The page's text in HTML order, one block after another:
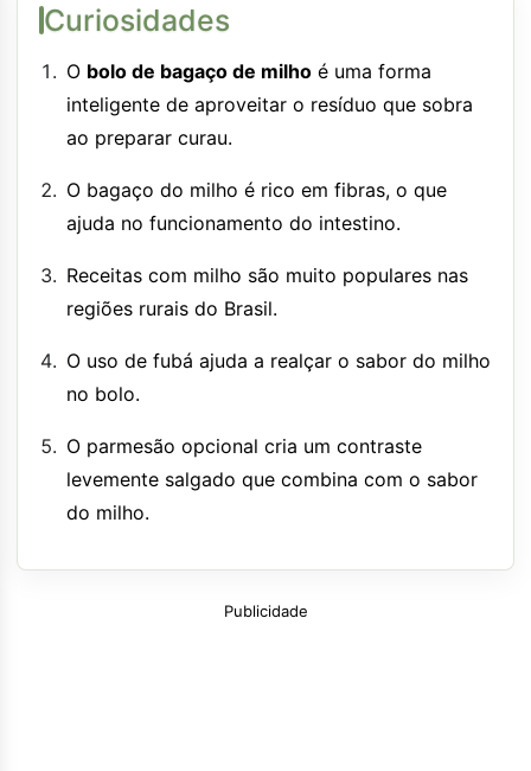
Curiosidades
O bolo de bagaço de milho é uma forma
inteligente de aproveitar o resíduo que sobra
ao preparar curau.
O bagaço do milho é rico em fibras, o que
ajuda no funcionamento do intestino.
Receitas com milho são muito populares nas
regiões rurais do Brasil.
O uso de fubá ajuda a realçar o sabor do milho
no bolo.
O parmesão opcional cria um contraste
levemente salgado que combina com o sabor
do milho.
Publicidade